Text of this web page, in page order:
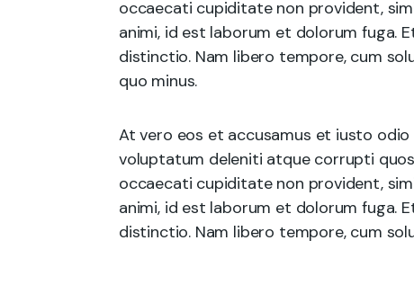
occaecati cupiditate non provident,
animi, id est laborum et dolorum fuga.
distinctio. Nam libero tempore, cum
quo minus.
At vero eos et accusamus et iusto
voluptatum deleniti atque corrupti
occaecati cupiditate non provident,
animi, id est laborum et dolorum fuga.
distinctio. Nam libero tempore, cum